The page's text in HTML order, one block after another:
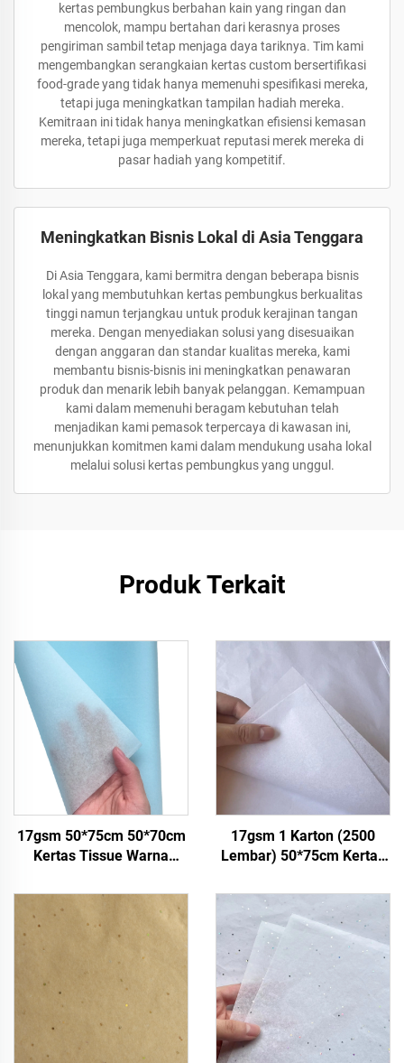
kertas pembungkus berbahan kain yang ringan dan
mencolok, mampu bertahan dari kerasnya proses
pengiriman sambil tetap menjaga daya tariknya. Tim kami
mengembangkan serangkaian kertas custom bersertifikasi
food-grade yang tidak hanya memenuhi spesifikasi mereka,
tetapi juga meningkatkan tampilan hadiah mereka.
Kemitraan ini tidak hanya meningkatkan efisiensi kemasan
mereka, tetapi juga memperkuat reputasi merek mereka di
pasar hadiah yang kompetitif.
Meningkatkan Bisnis Lokal di Asia Tenggara
Di Asia Tenggara, kami bermitra dengan beberapa bisnis
lokal yang membutuhkan kertas pembungkus berkualitas
tinggi namun terjangkau untuk produk kerajinan tangan
mereka. Dengan menyediakan solusi yang disesuaikan
dengan anggaran dan standar kualitas mereka, kami
membantu bisnis-bisnis ini meningkatkan penawaran
produk dan menarik lebih banyak pelanggan. Kemampuan
kami dalam memenuhi beragam kebutuhan telah
menjadikan kami pemasok terpercaya di kawasan ini,
menunjukkan komitmen kami dalam mendukung usaha lokal
melalui solusi kertas pembungkus yang unggul.
Produk Terkait
17gsm 50*75cm 50*70cm
Kertas Tissue Warna
Packaging Kertas Tissue
Batu Permata
17gsm 1 Karton (2500
Lembar) 50*75cm Kertas
Bunga Pakaian Sepatu
Kemasan Berwarna Kertas
Tisu Putih